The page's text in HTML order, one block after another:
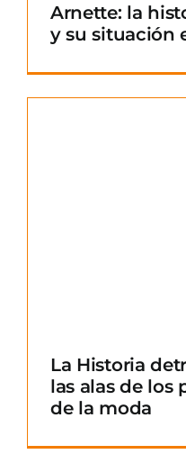
Arnette: la
y su situación
La Historia
las alas de los
de la moda